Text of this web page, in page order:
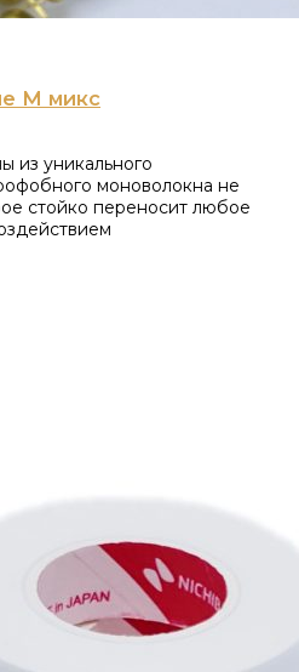
M микс
из уникального
моноволокна не
стойко переносит любое